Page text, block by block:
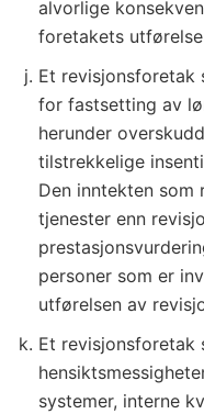
alvorlige
foretakets
Et revisjonsforetak
for fastsetting av
herunder
tilstrekkelige
Den inntekten
tjenester enn
personer som er
utførelsen av
Et revisjonsforetak
systemer, interne